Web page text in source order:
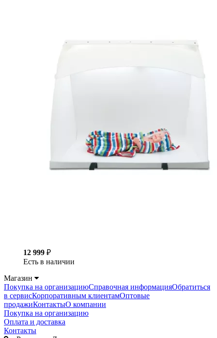
12 999 ₽
Есть в наличии
Магазин
Покупка на организациюСправочная информацияОбратиться
в сервисКорпоративным клиентамОптовые
продажиКонтактыО компании
Покупка на организацию
Оплата и доставка
Контакты